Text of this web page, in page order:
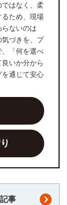
はなく、柔
ため、現場
ないのは
気づきを、プ
、「何を選べ
いか分から
通じて安心
事